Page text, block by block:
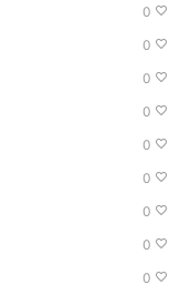
0
0
0
0
0
0
0
0
0